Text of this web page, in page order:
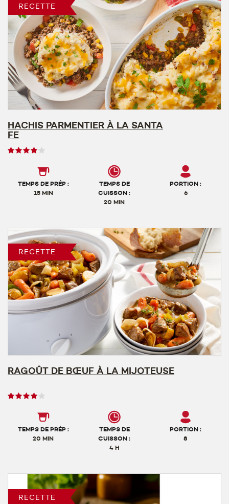
RECETTE
HACHIS PARMENTIER À LA SANTA
FE
Note
utilisateurs,
TEMPS DE PRÉP :
15 MIN
TEMPS DE
CUISSON :
20 MIN
PORTION :
6
RECETTE
RAGOÛT DE BŒUF À LA MIJOTEUSE
Note
utilisateurs,
TEMPS DE PRÉP :
20 MIN
TEMPS DE
CUISSON :
4 H
PORTION :
8
RECETTE